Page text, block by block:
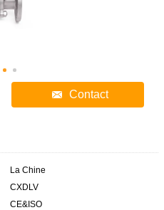
Contact
La Chine
CXDLV
CE&ISO